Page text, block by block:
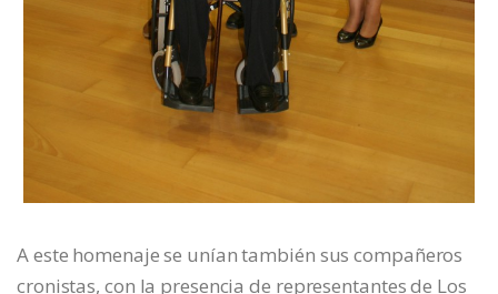
A este homenaje se unían también sus compañeros
cronistas, con la presencia de representantes de Los